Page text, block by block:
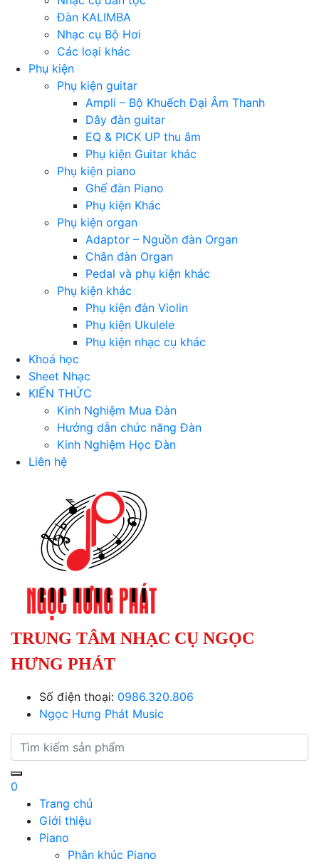
Đàn KALIMBA
Nhạc cụ Bộ Hơi
Các loại khác
Phụ kiện
Phụ kiện guitar
Ampli – Bộ Khuếch Đại Âm Thanh
Dây đàn guitar
EQ & PICK UP thu âm
Phụ kiện Guitar khác
Phụ kiện piano
Ghế đàn Piano
Phụ kiện Khác
Phụ kiện organ
Adaptor – Nguồn đàn Organ
Chân đàn Organ
Pedal và phụ kiện khác
Phụ kiện khác
Phụ kiện đàn Violin
Phụ kiện Ukulele
Phụ kiện nhạc cụ khác
Khoá học
Sheet Nhạc
KIẾN THỨC
Kinh Nghiệm Mua Đàn
Hướng dẫn chức năng Đàn
Kinh Nghiệm Học Đàn
Liên hệ
TRUNG TÂM NHẠC CỤ NGỌC
HƯNG PHÁT
Số điện thoại: 0986.320.806
Ngọc Hưng Phát Music
0
Trang chủ
Giới thiệu
Piano
Phân khúc Piano